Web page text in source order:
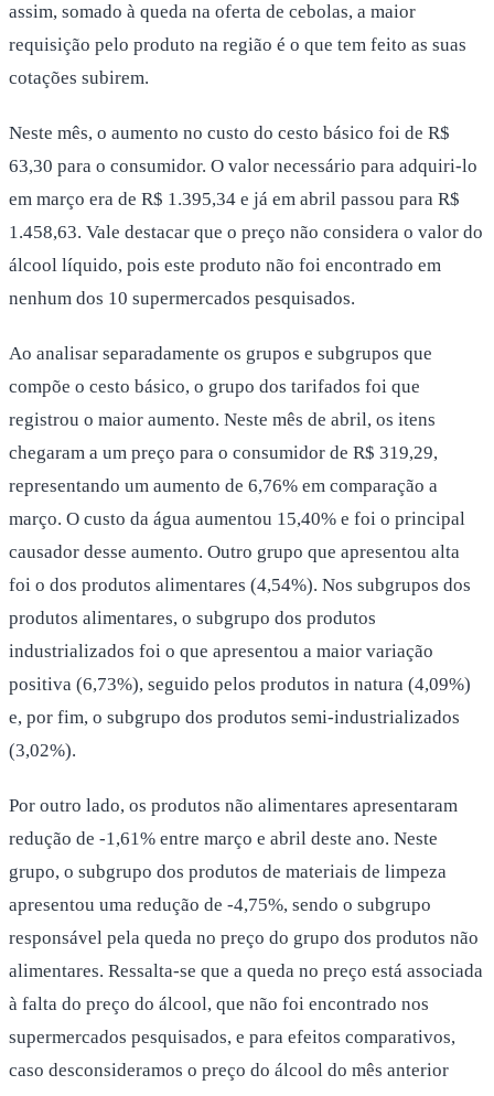
assim, somado à queda na oferta de cebolas, a maior
requisição pelo produto na região é o que tem feito as suas
cotações subirem.
Neste mês, o aumento no custo do cesto básico foi de R$
63,30 para o consumidor. O valor necessário para adquiri-lo
em março era de R$ 1.395,34 e já em abril passou para R$
1.458,63. Vale destacar que o preço não considera o valor do
álcool líquido, pois este produto não foi encontrado em
nenhum dos 10 supermercados pesquisados.
Ao analisar separadamente os grupos e subgrupos que
compõe o cesto básico, o grupo dos tarifados foi que
registrou o maior aumento. Neste mês de abril, os itens
chegaram a um preço para o consumidor de R$ 319,29,
representando um aumento de 6,76% em comparação a
março. O custo da água aumentou 15,40% e foi o principal
causador desse aumento. Outro grupo que apresentou alta
foi o dos produtos alimentares (4,54%). Nos subgrupos dos
produtos alimentares, o subgrupo dos produtos
industrializados foi o que apresentou a maior variação
positiva (6,73%), seguido pelos produtos in natura (4,09%)
e, por fim, o subgrupo dos produtos semi-industrializados
(3,02%).
Por outro lado, os produtos não alimentares apresentaram
redução de -1,61% entre março e abril deste ano. Neste
grupo, o subgrupo dos produtos de materiais de limpeza
apresentou uma redução de -4,75%, sendo o subgrupo
responsável pela queda no preço do grupo dos produtos não
alimentares. Ressalta-se que a queda no preço está associada
à falta do preço do álcool, que não foi encontrado nos
supermercados pesquisados, e para efeitos comparativos,
caso desconsideramos o preço do álcool do mês anterior